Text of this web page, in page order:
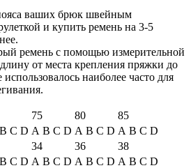
ваших брюк швейным
и купить ремень на 3-5
ремень с помощью измерительной
от места крепления пряжки до
использовалось наиболее часто для
75 80
85
B C D A B C D A B C D A B C D
34 36
38
B C D A B C D A B C D A B C D